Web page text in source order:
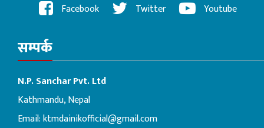
Facebook Twitter Youtube
सम्पर्क
N.P. Sanchar Pvt. Ltd
Kathmandu, Nepal
Email:ktmdainikofficial@gmail.com